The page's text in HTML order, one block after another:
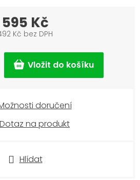
Hlídat
595 Kč
Kč bez DPH
cena:
doručení
Dotaz na produkt